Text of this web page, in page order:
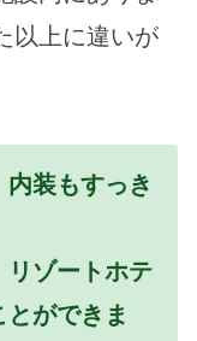
以上に違いが
装もすっき
リゾートホテ
ができま